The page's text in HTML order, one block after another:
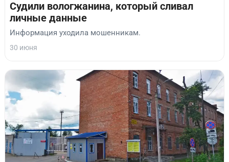
Судили вологжанина, который сливал
личные данные
Информация уходила мошенникам.
30 июня